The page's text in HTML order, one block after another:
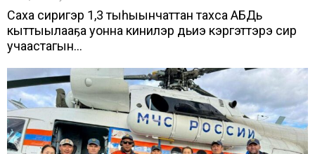
Саха сиригэр 1,3 тыһыынчаттан тахса АБДь
кыттыылааҕа уонна кинилэр дьиэ кэргэттэрэ сир
учаастагын...